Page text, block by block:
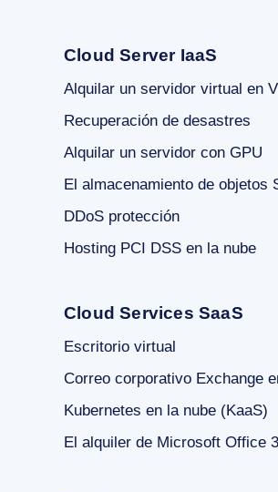
Cloud Server IaaS
Alquilar un servidor virtual en
Recuperación de desastres
Alquilar un servidor con GPU
El almacenamiento de objetos
DDoS protección
Hosting PCI DSS en la nube
Cloud Services SaaS
Escritorio virtual
Correo corporativo Exchange
Kubernetes en la nube (KaaS)
El alquiler de Microsoft Office